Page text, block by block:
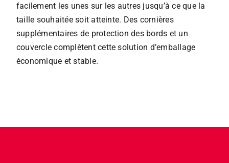
facilement les unes sur les autres jusqu’à ce que la
taille souhaitée soit atteinte. Des cornières
supplémentaires de protection des bords et un
couvercle complètent cette solution d’emballage
économique et stable.